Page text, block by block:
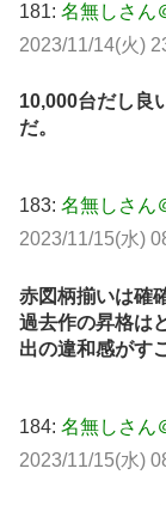
181: 名無しさん
2023/11/14(火)
10,000台だし良
だ。
183: 名無しさん
2023/11/15(水)
赤図柄揃いは確
過去作の昇格は
出の違和感がす
184: 名無しさん
2023/11/15(水)